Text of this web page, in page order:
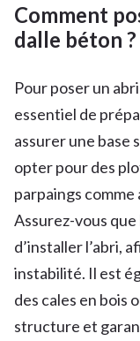
Comment
dalle béton ?
Pour poser un
essentiel de
assurer une base
opter pour des
parpaings
Assurez-vous
d’installer l’abri,
instabilité. Il est
des cales en bois
structure et